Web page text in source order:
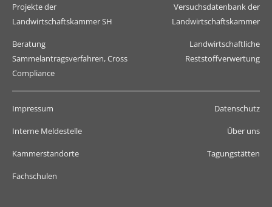
Projekte der
Landwirtschaftskammer SH
Versuchsdatenbank der
Landwirtschaftskammer
Beratung
Sammelantragsverfahren, Cross
Compliance
Landwirtschaftliche
Reststoffverwertung
Impressum Datenschutz
Interne Meldestelle Über uns
Kammerstandorte Tagungstätten
Fachschulen